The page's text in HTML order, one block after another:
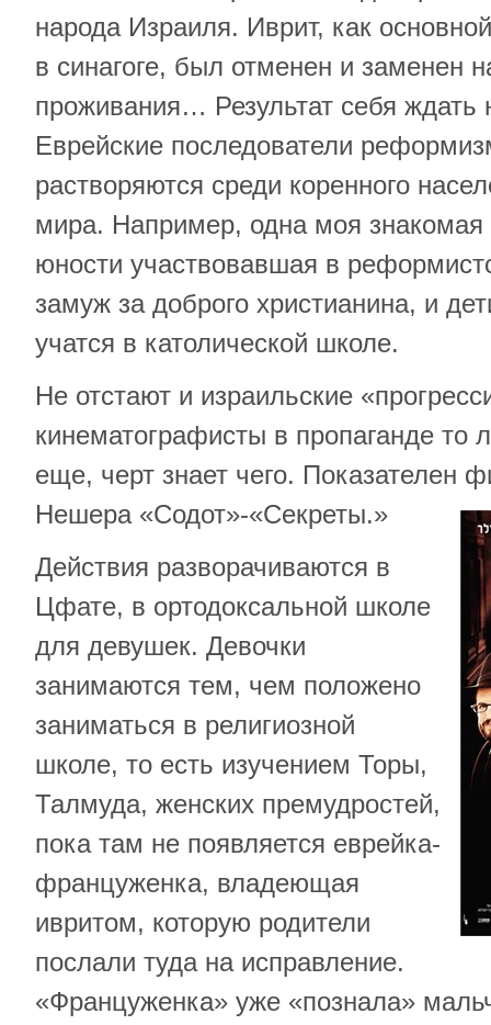
народа Израиля. Иврит, как
в синагоге, был отменен и заменен
проживания… Результат себя ждать
Еврейские последователи
растворяются среди коренного
мира. Например, одна моя
юности участвовавшая в
замуж за доброго христианина, и
учатся в католической школе.
Не отстают и израильские
кинематографисты в пропаганде
еще, черт знает чего. Показателен
Нешера «Содот»-«Секреты.»
Действия разворачиваются в
Цфате, в ортодоксальной школе
для девушек. Девочки
занимаются тем, чем положено
заниматься в религиозной
школе, то есть изучением Торы,
Талмуда, женских премудростей,
пока там не появляется еврейка-
француженка, владеющая
ивритом, которую родители
послали туда на исправление.
«Француженка» уже «познала»